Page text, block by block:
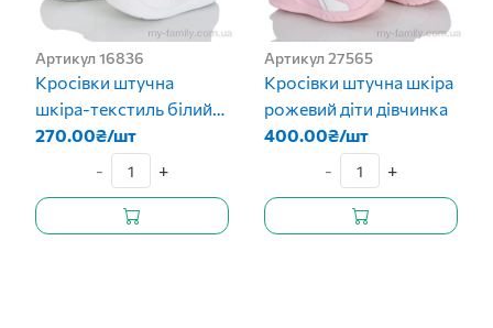
Артикул 16836
Кросівки штучна
шкіра-текстиль білий
діти унісекс
270.00₴/шт
-
+
Артикул 27565
Кросівки штучна шкіра
рожевий діти дівчинка
400.00₴/шт
-
+